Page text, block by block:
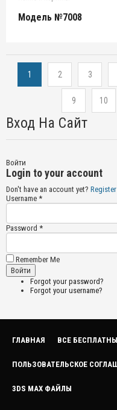
Модель №7008
1 2 3
9 10
Вход На Сайт
Войти
Login to your account
Don't have an account yet?
Username *
Password *
Remember Me
Forgot your password?
Forgot your username?
ГЛАВНАЯ ВСЕ
ПОЛЬЗОВАТЕЛЬСКОЕ
3DS MAX ФАЙЛЫ